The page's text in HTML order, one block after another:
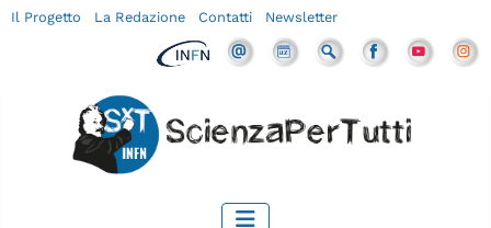
Il Progetto La Redazione Contatti Newsletter